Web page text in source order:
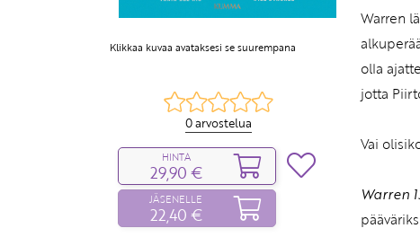
Klikkaa kuvaa avataksesi se suurempana
0 arvostelua
HINTA
29,90 €
JÄSENELLE
22,40 €
Warren
olla
jotta
Vai
Warren